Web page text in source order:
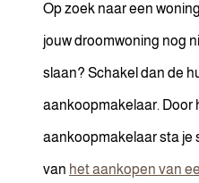
Op zoek naar een
jouw droomwoning nog
slaan? Schakel dan de
aankoopmakelaar. Door
aankoopmakelaar sta je
van het aankopen van